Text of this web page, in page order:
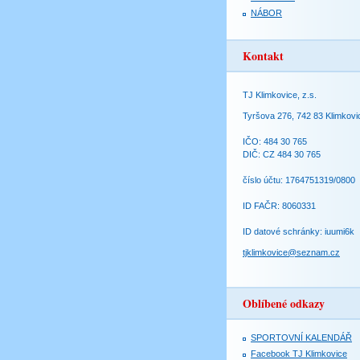
NÁBOR
Kontakt
TJ Klimkovice, z.s.
Tyršova 276, 742 83
IČO: 484 30 765
DIČ: CZ 484 30 765
číslo účtu: 1764751319/0800
ID FAČR: 8060331
ID datové schránky: iuumi6k
tjklimkovice@seznam.cz
Oblíbené odkazy
SPORTOVNÍ KALENDÁŘ
Facebook TJ Klimkovice